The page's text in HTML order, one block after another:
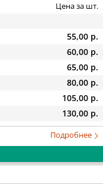
Цена за шт.
55,00 р.
60,00 р.
65,00 р.
80,00 р.
105,00 р.
130,00 р.
Подробнее